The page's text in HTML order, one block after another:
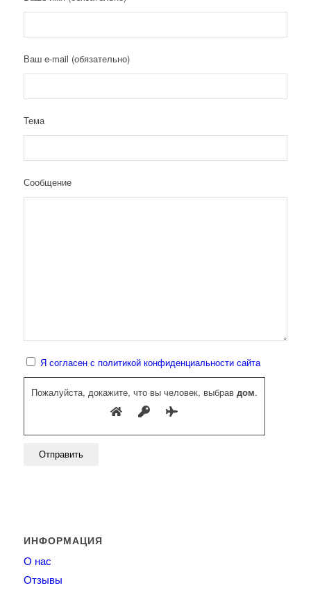
Ваш e-mail (обязательно)
Тема
Сообщение
Я согласен с политикой конфиденциальности сайта
Пожалуйста, докажите, что вы человек, выбравдом.
ИНФОРМАЦИЯ
О нас
Отзывы